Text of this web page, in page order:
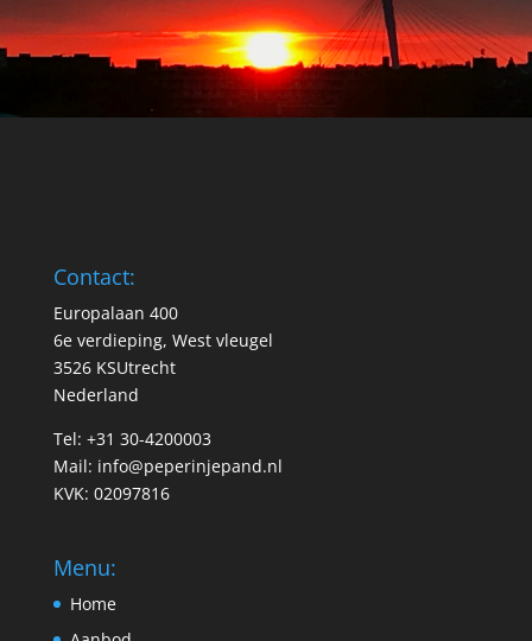
Contact:
Europalaan 400
6e verdieping, West vleugel
3526 KSUtrecht
Nederland
Tel: +31 30-4200003
Mail: info@peperinjepand.nl
KVK: 02097816
Menu:
Home